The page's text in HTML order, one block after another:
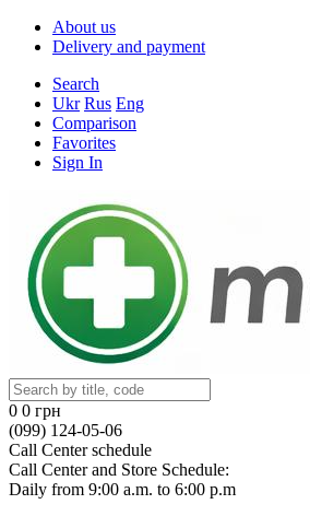
About us
Delivery and payment
Search
Ukr Rus Eng
Comparison
Favorites
Sign In
0 0 грн
(099) 124-05-06
Call Center schedule
Call Center and Store Schedule:
Daily from 9:00 a.m. to 6:00 p.m